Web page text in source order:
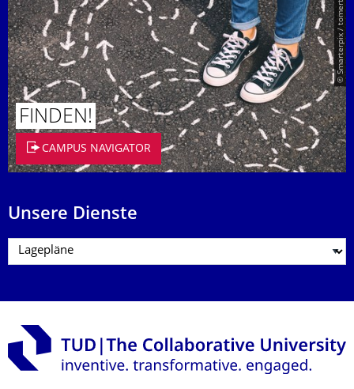
© Smarterpix / tomert
FINDEN!
CAMPUS NAVIGATOR
Unsere Dienste